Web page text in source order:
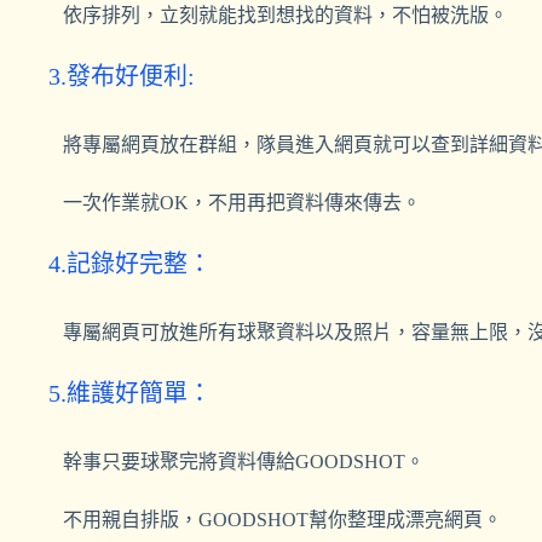
依序排列，立刻就能找到想找的資料， 不怕被洗版。
3.發布好便利:
將專屬網頁放在群組，隊員進入網頁就可以查到詳細資
一次作業就OK， 不用再把資料傳來傳去。
4.記錄好完整：
專屬網頁可放進所有球聚資料以及照片，容量無上限，
5.維護好簡單：
幹事只要球聚完將資料傳給GOODSHOT。
不用親自排版，GOODSHOT幫你整理成漂亮網頁 。